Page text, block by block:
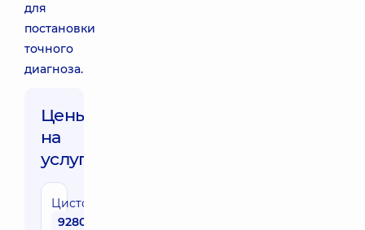
для
постановки
точного
диагноза.
Цены
на
услуги:
Цистоскопия
9280 грн